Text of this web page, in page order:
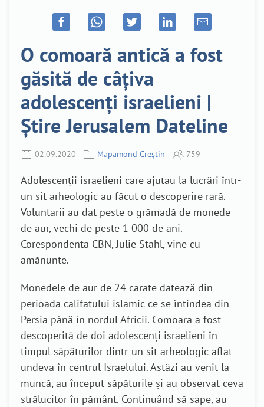
O comoară antică a fost
găsită de câțiva
adolescenți israelieni |
Știre Jerusalem Dateline
02.09.2020 Mapamond Creștin 759
Adolescenții israelieni care ajutau la lucrări într-
un sit arheologic au făcut o descoperire rară.
Voluntarii au dat peste o grămadă de monede
de aur, vechi de peste 1 000 de ani.
Corespondenta CBN, Julie Stahl, vine cu
amănunte.
Monedele de aur de 24 carate datează din
perioada califatului islamic ce se întindea din
Persia până în nordul Africii. Comoara a fost
descoperită de doi adolescenți israelieni în
timpul săpăturilor dintr-un sit arheologic aflat
undeva în centrul Israelului. Astăzi au venit la
muncă, au început săpăturile și au observat ceva
strălucitor în pământ. Continuând să sape, au